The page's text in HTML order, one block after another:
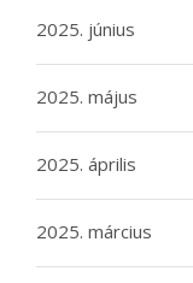
2025. június
2025. május
2025. április
2025. március